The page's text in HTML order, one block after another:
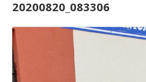
20200820_083306